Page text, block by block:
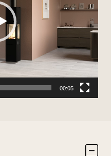
00:05